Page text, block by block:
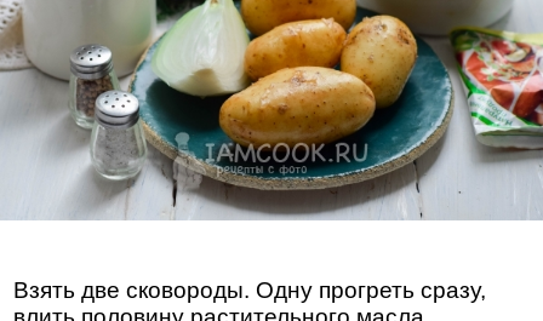
Взять две сковороды. Одну прогреть сразу,